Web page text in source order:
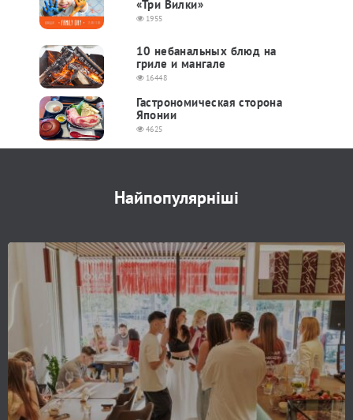
«Три Вилки»
1955
10 небанальных блюд на
гриле и мангале
16448
Гастрономическая сторона
Японии
4625
Найпопулярніші